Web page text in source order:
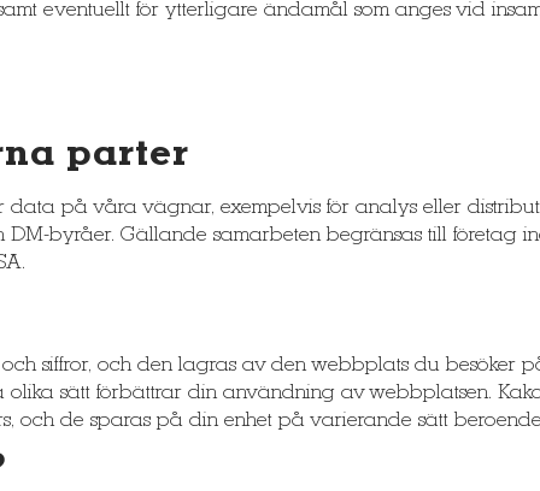
eventuellt för ytterligare ändamål som anges vid
parter
på våra vägnar, exempelvis för analys eller
byråer. Gällande samarbeten begränsas till företag
siffror, och den lagras av den webbplats du besöker
olika sätt förbättrar din användning av webbplatsen.
och de sparas på din enhet på varierande sätt